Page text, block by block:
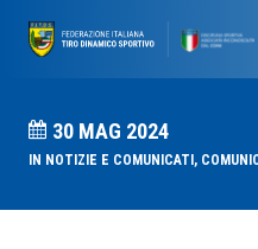
30 MAG 2024
IN NOTIZIE E COMUNICATI ,